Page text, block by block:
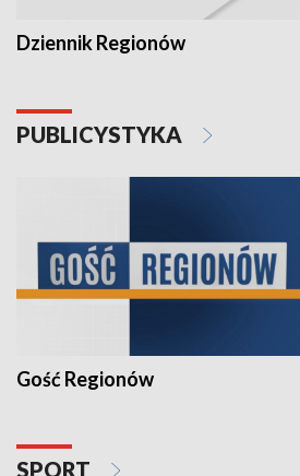
Dziennik Regionów
PUBLICYSTYKA
Gość Regionów
SPORT